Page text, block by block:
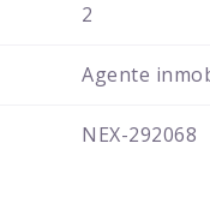
2
Agente
NEX-292068